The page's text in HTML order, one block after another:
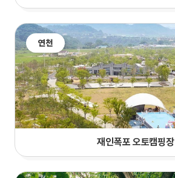
연천
재인폭포 오토캠핑장